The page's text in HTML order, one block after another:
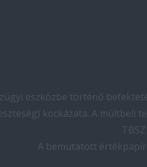
eszközbe történő
kockázata. A múltbeli
A bemutatott